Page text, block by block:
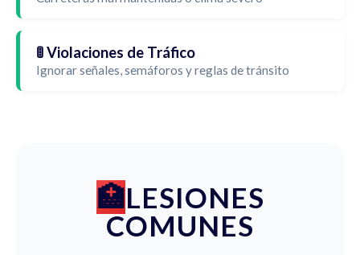
🚦 Violaciones de Tráfico
Ignorar señales, semáforos y reglas de tránsito
LESIONES
COMUNES